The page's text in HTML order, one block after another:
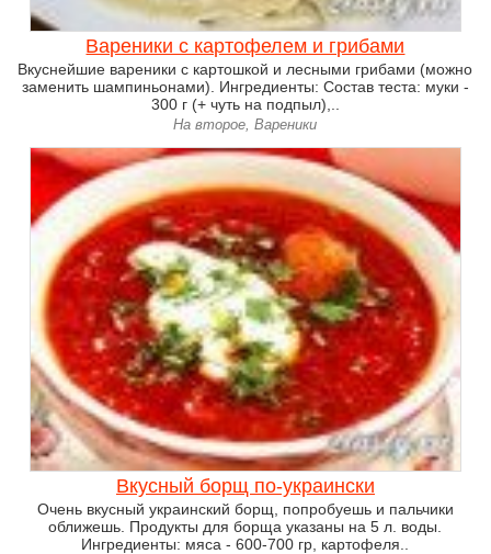
Вареники с картофелем и грибами
Вкуснейшие вареники с картошкой и лесными грибами (можно
заменить шампиньонами). Ингредиенты: Состав теста: муки -
300 г (+ чуть на подпыл),..
На второе, Вареники
Вкусный борщ по-украински
Очень вкусный украинский борщ, попробуешь и пальчики
оближешь. Продукты для борща указаны на 5 л. воды.
Ингредиенты: мяса - 600-700 гр, картофеля..